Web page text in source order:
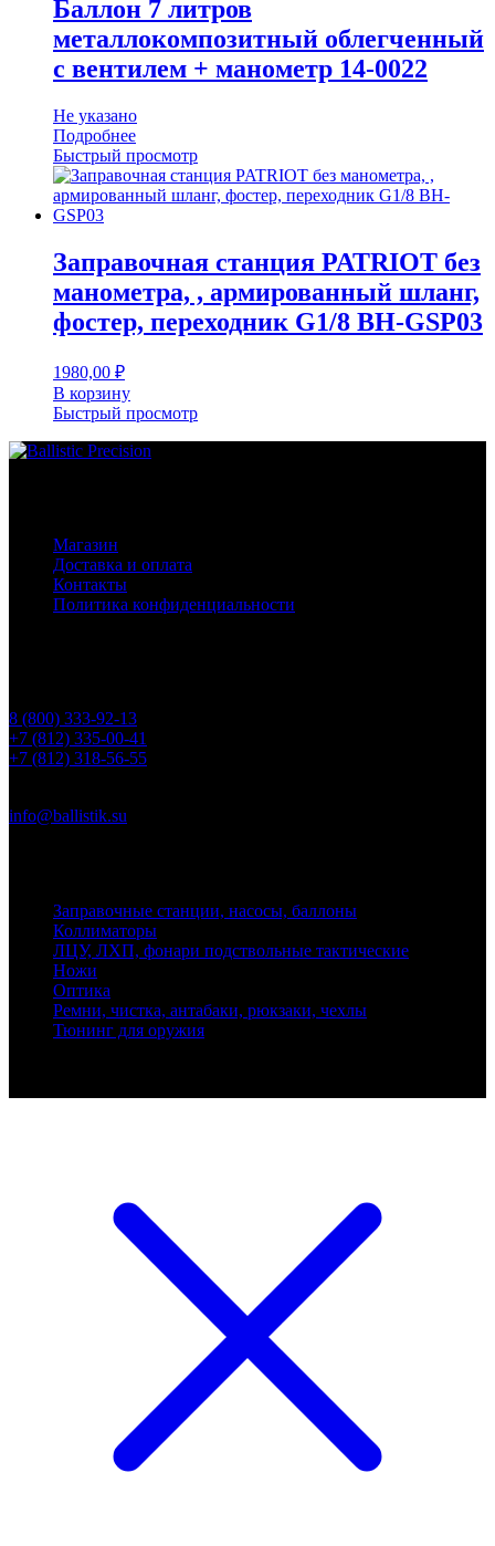
Баллон 7 литров
металлокомпозитный облегченный
с вентилем + манометр 14-0022
Не указано
Подробнее
Быстрый просмотр
Заправочная станция PATRIOT без
манометра, , армированный шланг,
фостер, переходник G1/8 BH-GSP03
1980,00 ₽
В корзину
Быстрый просмотр
Магазин
Доставка и оплата
Контакты
Политика конфиденциальности
8 (800) 333-92-13
+7 (812) 335-00-41
+7 (812) 318-56-55
info@ballistik.su
Заправочные станции, насосы, баллоны
Коллиматоры
ЛЦУ, ЛХП, фонари подствольные тактические
Ножи
Оптика
Ремни, чистка, антабаки, рюкзаки, чехлы
Тюнинг для оружия